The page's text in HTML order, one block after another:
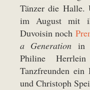
Tänzer die Halle.
im August mit
Duvoisin noch
a Generation in
Philine
Tanzfreunden
und Christoph